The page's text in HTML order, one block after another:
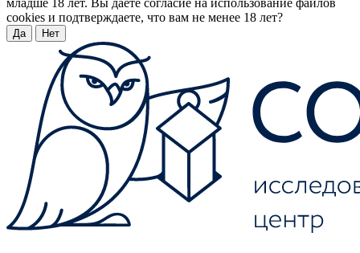
младше 18 лет. Вы даёте согласие на использование файлов
cookies и подтверждаете, что вам не менее 18 лет?
Да Нет